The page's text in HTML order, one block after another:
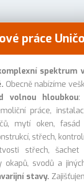
práce
spektrum
Obecně nabízíme
volnou hloubkou:
práce,
mytí oken,
střech,
střech, šachet
okapů, svodů a
stavy.